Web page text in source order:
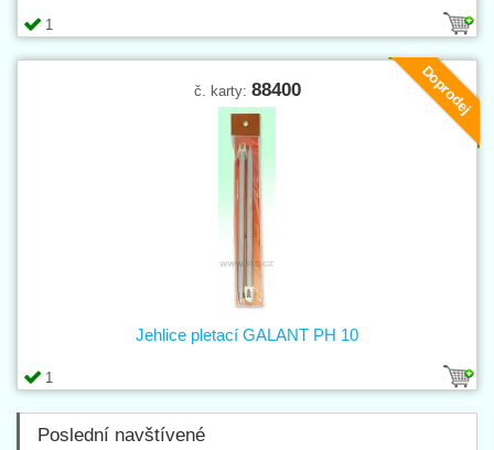
1
Doprodej
č. karty: 88400
1
Jehlice pletací GALANT PH 10
Poslední navštívené